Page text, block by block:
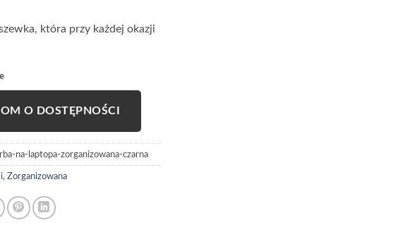
która przy każdej okazji
O DOSTĘPNOŚCI
na-laptopa-zorganizowana-czarna
, Zorganizowana